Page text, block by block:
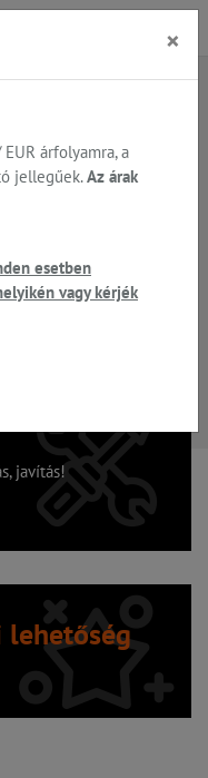
található!
javítás!
lehetőség
×
árfolyamra, a
jellegűek. Az árak
esetben
vagy kérjék